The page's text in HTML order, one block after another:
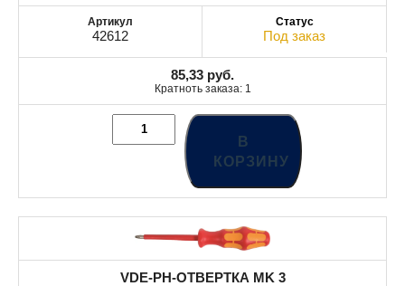
42612 Под заказ
85,33 руб.
Кратноть заказа: 1
В
КОРЗИНУ
VDE-PH-ОТВЕРТКА MK 3